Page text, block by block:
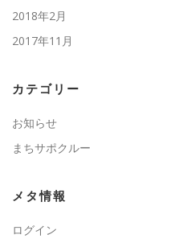
2018年2月
2017年11月
カテゴリー
お知らせ
まちサポクルー
メタ情報
ログイン